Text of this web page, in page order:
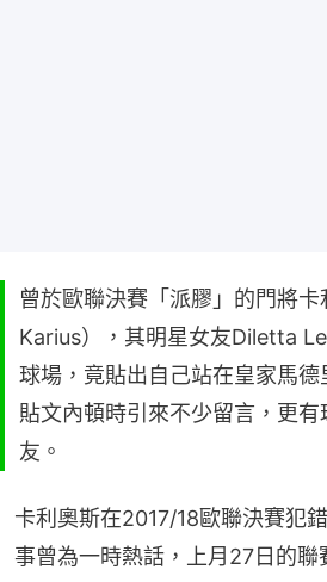
曾於歐聯決賽「派膠」的門將
Karius），其明星女友Diletta
球場，竟貼出自己站在皇家馬德
貼文內頓時引來不少留言，更
友。
卡利奧斯在2017/18歐聯決賽犯
事曾為一時熱話，上月27日的聯